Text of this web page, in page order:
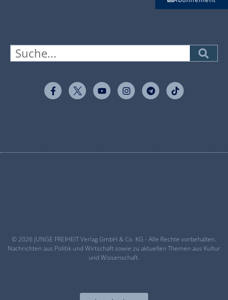
© 2026 JUNGE FREIHEIT Verlag GmbH & Co. KG - Alle Rechte vorbehalten.
Nachrichten aus Politik und Wirtschaft sowie zu aktuellen Themen aus Kultur
und Wissenschaft.